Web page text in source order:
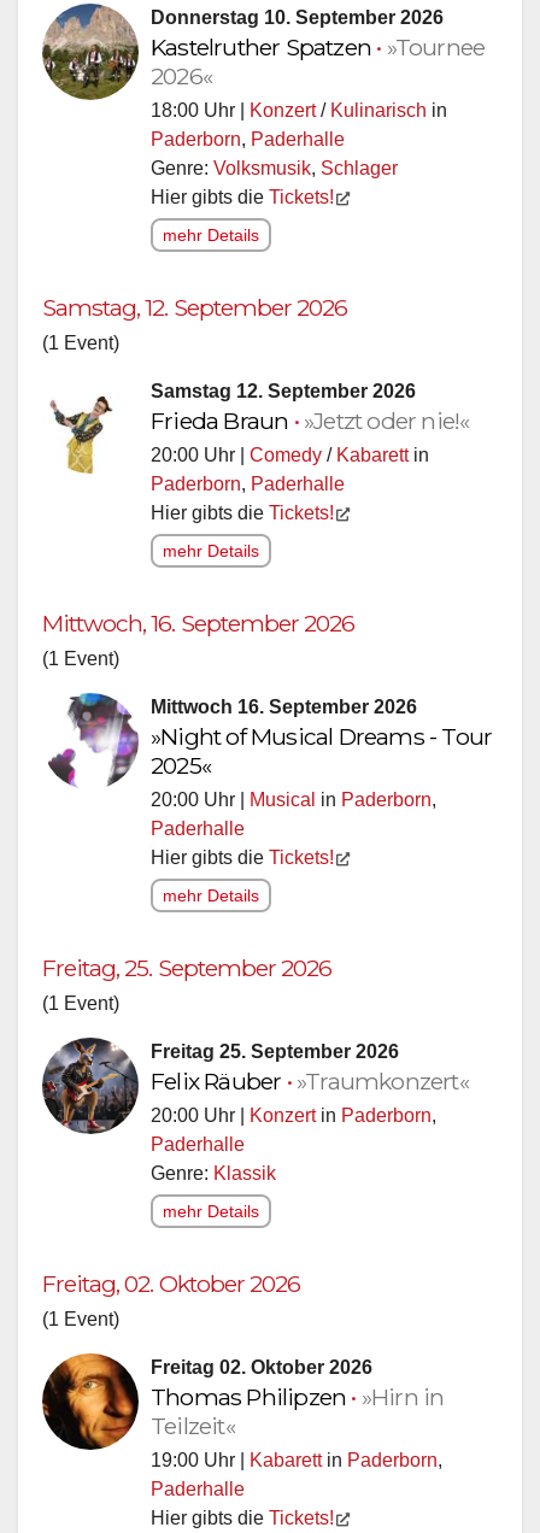
Donnerstag 10. September 2026
Kastelruther Spatzen • »Tournee
2026«
18:00 Uhr | Konzert/ Kulinarisch in
Paderborn, Paderhalle
Genre: Volksmusik, Schlager
Hier gibts die Tickets!
mehr Details
Samstag, 12. September 2026
(1 Event)
Samstag 12. September 2026
Frieda Braun • »Jetzt oder nie!«
20:00 Uhr | Comedy / Kabarettin
Paderborn, Paderhalle
Hier gibts die Tickets!
mehr Details
Mittwoch, 16. September 2026
(1 Event)
Mittwoch 16. September 2026
»Night of Musical Dreams - Tour
2025«
20:00 Uhr | Musical in Paderborn,
Paderhalle
Hier gibts die Tickets!
mehr Details
Freitag, 25. September 2026
(1 Event)
Freitag 25. September 2026
Felix Räuber • »Traumkonzert«
20:00 Uhr | Konzertin Paderborn,
Paderhalle
Genre: Klassik
mehr Details
Freitag, 02. Oktober 2026
(1 Event)
Freitag 02. Oktober 2026
Thomas Philipzen • »Hirn in
Teilzeit«
19:00 Uhr | Kabarettin Paderborn,
Paderhalle
Hier gibts die Tickets!